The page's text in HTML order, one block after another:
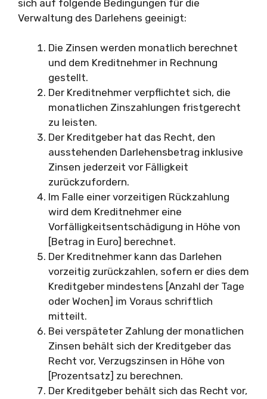
sich auf folgende Bedingungen für die
Verwaltung des Darlehens geeinigt:
Die Zinsen werden monatlich berechnet
und dem Kreditnehmer in Rechnung
gestellt.
Der Kreditnehmer verpflichtet sich, die
monatlichen Zinszahlungen fristgerecht
zu leisten.
Der Kreditgeber hat das Recht, den
ausstehenden Darlehensbetrag inklusive
Zinsen jederzeit vor Fälligkeit
zurückzufordern.
Im Falle einer vorzeitigen Rückzahlung
wird dem Kreditnehmer eine
Vorfälligkeitsentschädigung in Höhe von
[Betrag in Euro] berechnet.
Der Kreditnehmer kann das Darlehen
vorzeitig zurückzahlen, sofern er dies dem
Kreditgeber mindestens [Anzahl der Tage
oder Wochen] im Voraus schriftlich
mitteilt.
Bei verspäteter Zahlung der monatlichen
Zinsen behält sich der Kreditgeber das
Recht vor, Verzugszinsen in Höhe von
[Prozentsatz] zu berechnen.
Der Kreditgeber behält sich das Recht vor,